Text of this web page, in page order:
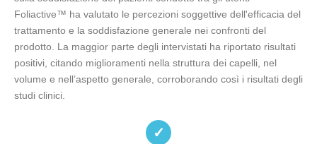
Foliactive™ ha valutato le percezioni soggettive dell'efficacia del
trattamento e la soddisfazione generale nei confronti del
prodotto. La maggior parte degli intervistati ha riportato risultati
positivi, citando miglioramenti nella struttura dei capelli, nel
volume e nell’aspetto generale, corroborando così i risultati degli
studi clinici.
✓